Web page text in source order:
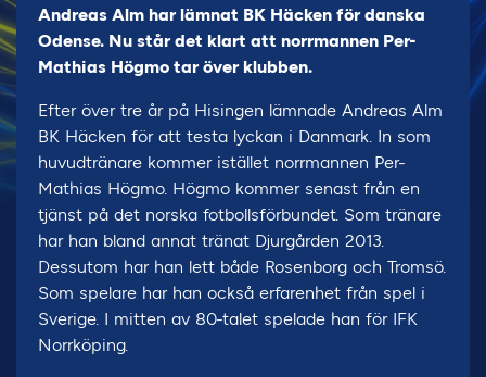
Andreas Alm har lämnat BK Häcken för danska
Odense. Nu står det klart att norrmannen Per-
Mathias Högmo tar över klubben.
Efter över tre år på Hisingen lämnade Andreas Alm
BK Häcken för att testa lyckan i Danmark. In som
huvudtränare kommer istället norrmannen Per-
Mathias Högmo. Högmo kommer senast från en
tjänst på det norska fotbollsförbundet. Som tränare
har han bland annat tränat Djurgården 2013.
Dessutom har han lett både Rosenborg och Tromsö.
Som spelare har han också erfarenhet från spel i
Sverige. I mitten av 80-talet spelade han för IFK
Norrköping.